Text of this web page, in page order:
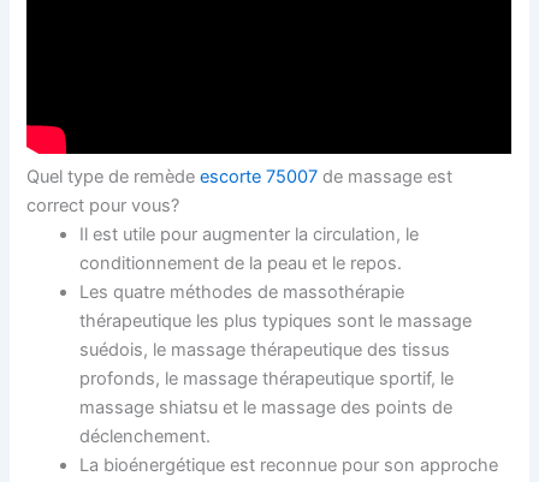
Quel type de remèdeescorte 75007 de massage est
correct pour vous?
Il est utile pour augmenter la circulation, le
conditionnement de la peau et le repos.
Les quatre méthodes de massothérapie
thérapeutique les plus typiques sont le massage
suédois, le massage thérapeutique des tissus
profonds, le massage thérapeutique sportif, le
massage shiatsu et le massage des points de
déclenchement.
La bioénergétique est reconnue pour son approche